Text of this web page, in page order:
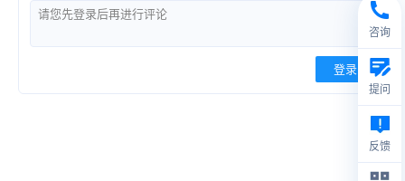
登录
咨询
提问
反馈